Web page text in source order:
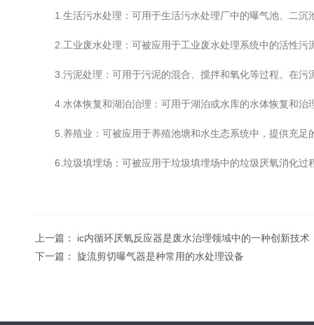
1.生活污水处理：可用于生活污水处理厂中的曝气池、二沉
2.工业废水处理：可被应用于工业废水处理系统中的活性污
3.污泥处理：可用于污泥的混合、搅拌和氧化等过程。在污
4.水体恢复和湖泊治理：可用于湖泊或水库的水体恢复和治
5.养殖业：可被应用于养殖池塘和水生态系统中，提供充足
6.垃圾填埋场：可被应用于垃圾填埋场中的垃圾厌氧消化过
上一篇： ic内循环厌氧反应器是废水治理领域中的一种创新技术
下一篇： 旋流剪切曝气器是种常用的水处理设备